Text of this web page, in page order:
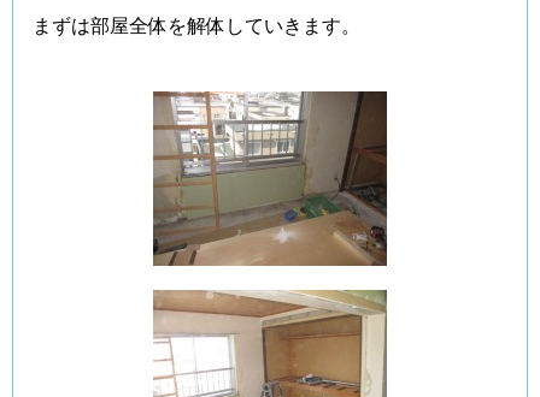
まずは部屋全体を解体していきます。